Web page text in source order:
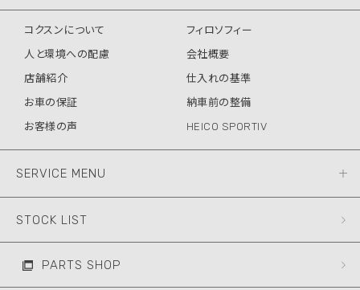
コクスンについて
フィロソフィー
人と環境への配慮
会社概要
店舗紹介
仕入れの基準
お車の保証
納車前の整備
お客様の声
HEICO SPORTIV
SERVICE MENU
STOCK LIST
PARTS SHOP